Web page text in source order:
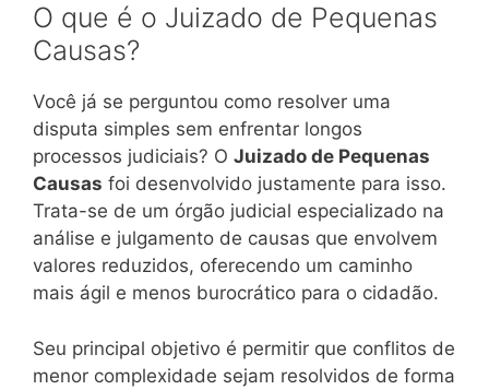
O que é o Juizado de Pequenas
Causas?
Você já se perguntou como resolver uma
disputa simples sem enfrentar longos
processos judiciais? O Juizado de Pequenas
Causas foi desenvolvido justamente para isso.
Trata-se de um órgão judicial especializado na
análise e julgamento de causas que envolvem
valores reduzidos, oferecendo um caminho
mais ágil e menos burocrático para o cidadão.
Seu principal objetivo é permitir que conflitos de
menor complexidade sejam resolvidos de forma